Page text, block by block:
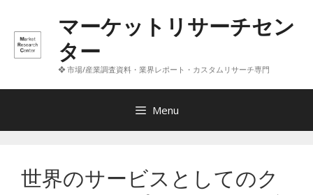
へ
マーケットリサーチセン
ター
❖ 市場/産業調査資料・業界レポート・カスタムリサーチ専門
Menu
世界のサービスとしてのク